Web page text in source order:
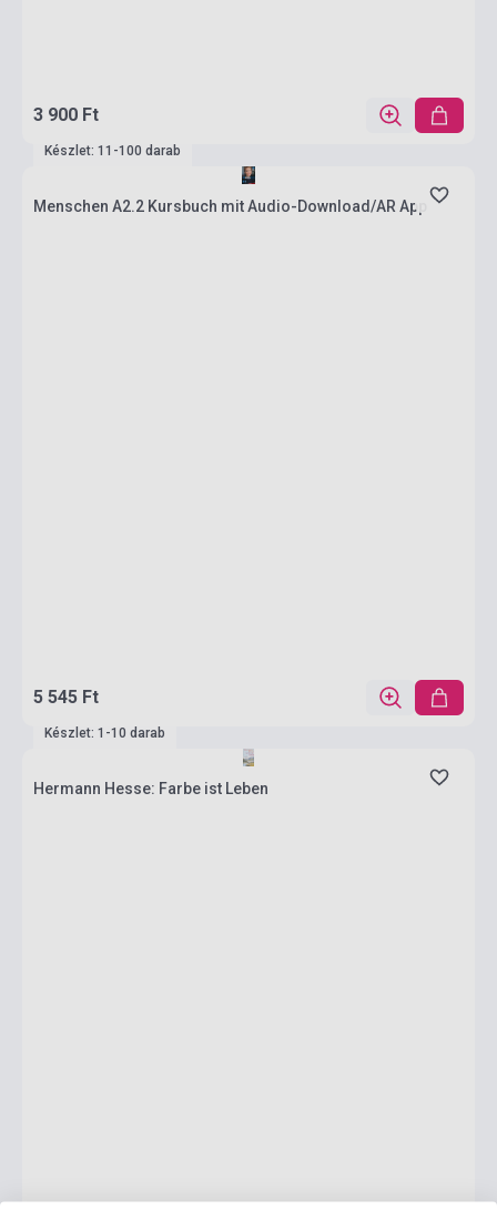
3 900 Ft
Készlet: 11-100 darab
Menschen A2.2 Kursbuch mit Audio-Download/AR App
5 545 Ft
Készlet: 1-10 darab
Hermann Hesse: Farbe ist Leben